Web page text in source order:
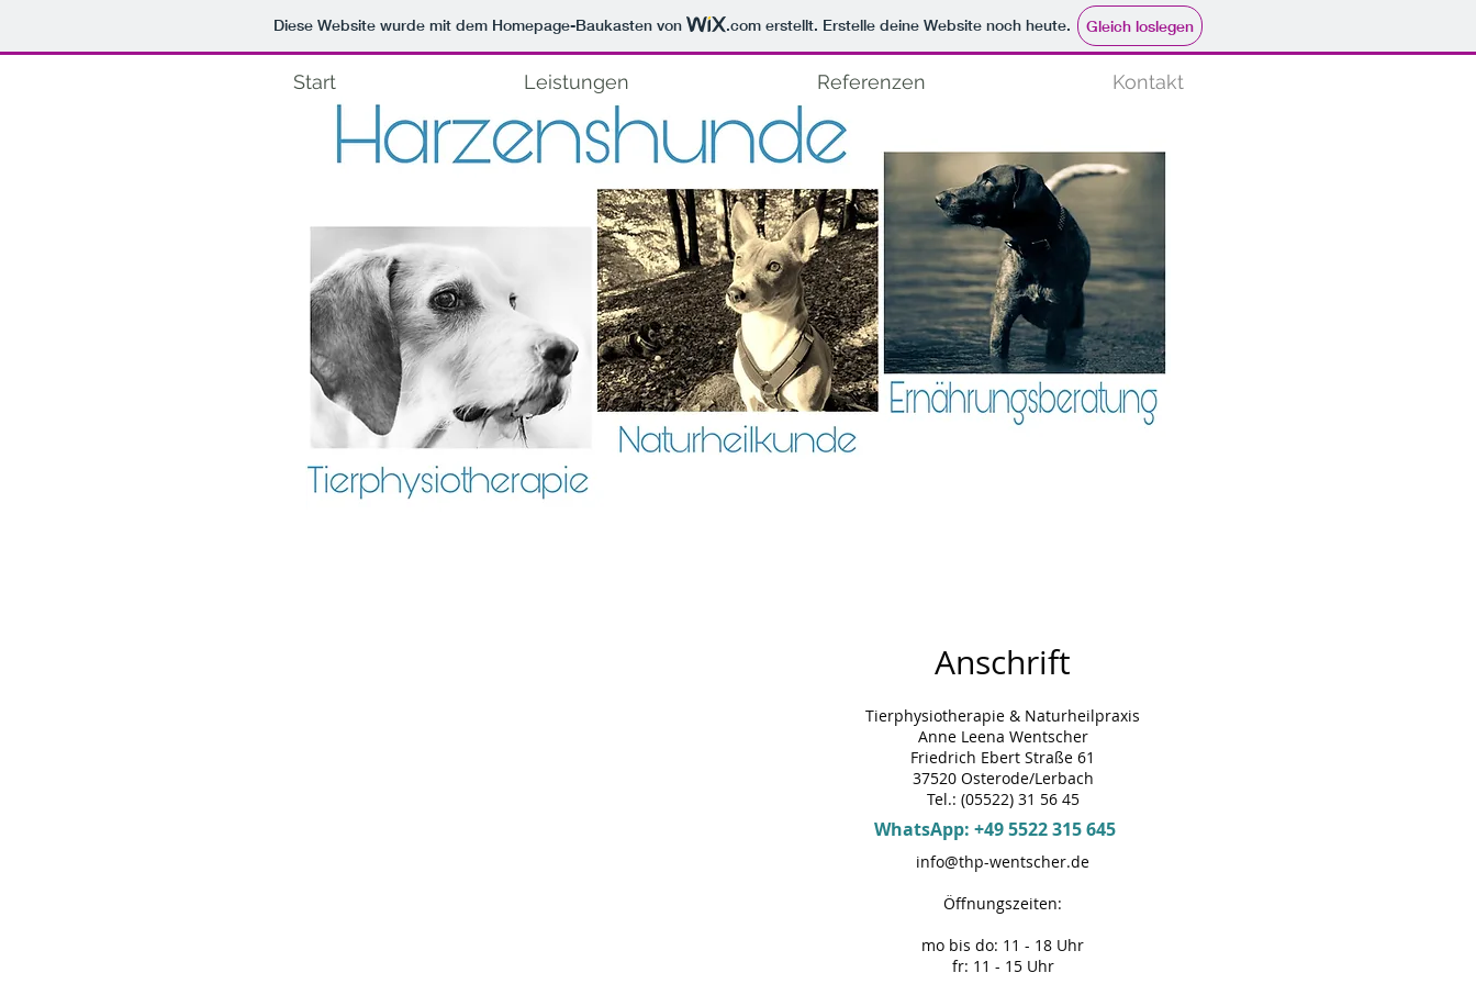
Diese Website wurde mit dem Homepage-Baukasten von .com erstellt. Erstelle deine Website noch heute. Gleich loslegen
Start Leistungen Referenzen Kontakt
Anschrift
Tierphysiotherapie & Naturheilpraxis
Anne Leena Wentscher
Friedrich Ebert Straße 61
37520 Osterode/Lerbach
Tel.: (05522) 31 56 45
info@thp-wentscher.de
Öffnungszeiten:
mo bis do: 11 - 18 Uhr
fr: 11 - 15 Uhr
WhatsApp: +49 5522 315 645